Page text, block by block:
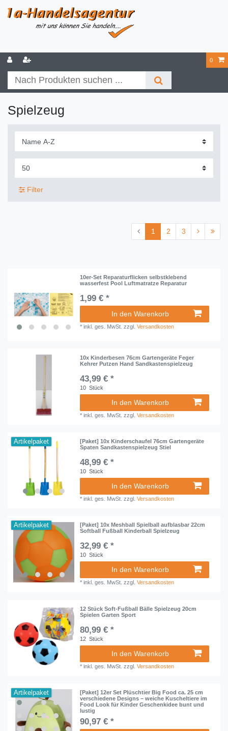
0
Spielzeug
Filter
1 2 3
10er-Set Reparaturflicken selbstklebend
wasserfest Pool Luftmatratze Reparatur
1,99 € *
In den Warenkorb
*inkl. ges. MwSt. zzgl.Versandkosten
10x Kinderbesen 76cm Gartengeräte Feger
Kehrer Putzen Hand Sandkastenspielzeug
43,99 € *
10 Stück
In den Warenkorb
*inkl. ges. MwSt. zzgl.Versandkosten
Artikelpaket
[Paket] 10x Kinderschaufel 76cm Gartengeräte
Spaten Sandkastenspielzeug Stiel
48,99 € *
10 Stück
In den Warenkorb
*inkl. ges. MwSt. zzgl.Versandkosten
Artikelpaket
[Paket] 10x Meshball Spielball aufblasbar 22cm
Softball Fußball Kinderball Spielzeug
32,99 € *
10 Stück
In den Warenkorb
*inkl. ges. MwSt. zzgl.Versandkosten
12 Stück Soft-Fußball Bälle Spielzeug 20cm
Spielen Garten Sport
80,99 € *
12 Stück
In den Warenkorb
*inkl. ges. MwSt. zzgl.Versandkosten
Artikelpaket
[Paket] 12er Set Plüschtier Big Food ca. 25 cm
verschiedene Designs – weiche Kuscheltiere im
Food Look für Kinder Geschenkidee bunt und
lustig
90,97 € *